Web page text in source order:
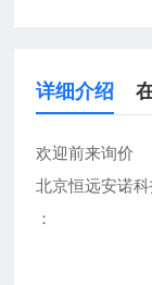
详细介绍
欢迎前来询价
北京恒远安诺
：